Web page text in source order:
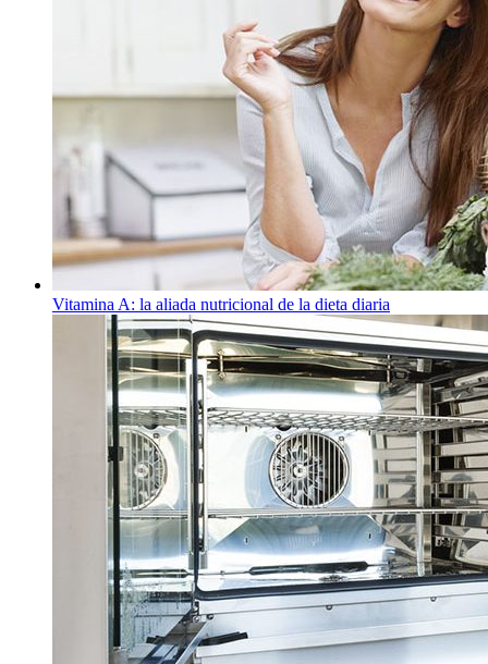
Vitamina A: la aliada nutricional de la dieta diaria